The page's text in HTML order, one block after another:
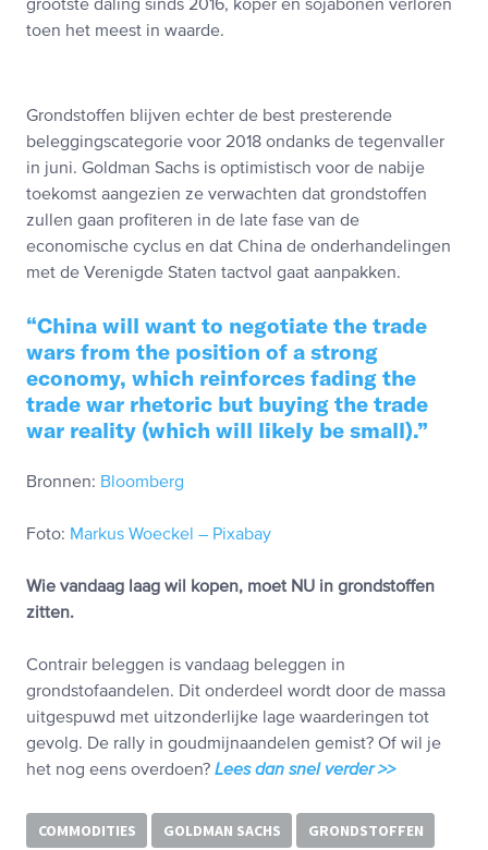
grootste daling sinds 2016, koper en sojabonen verloren
toen het meest in waarde.
Grondstoffen blijven echter de best presterende
beleggingscategorie voor 2018 ondanks de tegenvaller
in juni. Goldman Sachs is optimistisch voor de nabije
toekomst aangezien ze verwachten dat grondstoffen
zullen gaan profiteren in de late fase van de
economische cyclus en dat China de onderhandelingen
met de Verenigde Staten tactvol gaat aanpakken.
China will want to negotiate the trade
wars from the position of a strong
economy, which reinforces fading the
trade war rhetoric but buying the trade
war reality (which will likely be small).
Bronnen: Bloomberg
Foto: Markus Woeckel – Pixabay
Wie vandaag laag wil kopen, moet NU in grondstoffen
zitten.
Contrair beleggen is vandaag beleggen in
grondstofaandelen. Dit onderdeel wordt door de massa
uitgespuwd met uitzonderlijke lage waarderingen tot
gevolg. De rally in goudmijnaandelen gemist? Of wil je
het nog eens overdoen? Lees dan snel verder >>
COMMODITIES GOLDMAN SACHS GRONDSTOFFEN